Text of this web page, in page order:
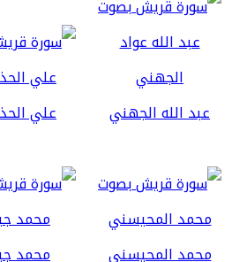
عبد الله الجهني علي
محمد المحيسني محمد